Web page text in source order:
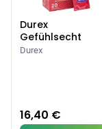
Durex
Gefühlsecht
Classic Kondome
Durex
16,40 €